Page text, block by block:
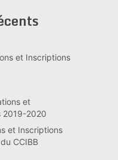
et Inscriptions
et
2019-2020
et Inscriptions
CCIBB